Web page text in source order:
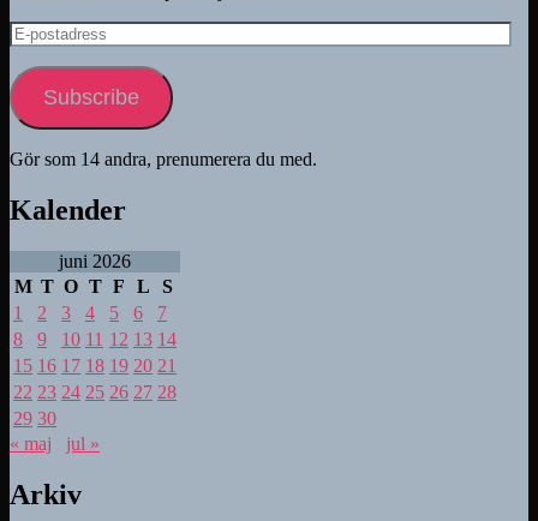
E-
postadress
Subscribe
Gör som 14 andra, prenumerera du med.
Kalender
juni 2026
M T O T F L
S
1
2 3 4 5 6
7
8
9 10 11 12 13 14
15 16 17 18 19 20 21
22 23 24 25 26 27 28
29 30
« maj
jul »
Arkiv